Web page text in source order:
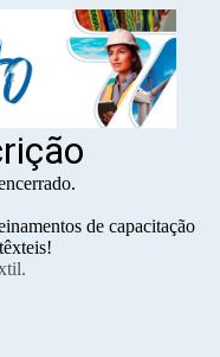
de capacitação